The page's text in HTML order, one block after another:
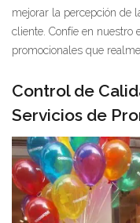
mejorar la percepción de
cliente. Confíe en nuestro
promocionales que
Control de
Servicios de